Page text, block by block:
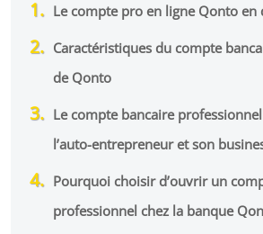
Le compte pro en ligne Qonto en
Caractéristiques du compte
de Qonto
Le compte bancaire
l’auto-entrepreneur et son
Pourquoi choisir d’ouvrir un
professionnel chez la banque